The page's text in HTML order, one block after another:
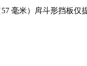
毫米）戽斗形挡板仅